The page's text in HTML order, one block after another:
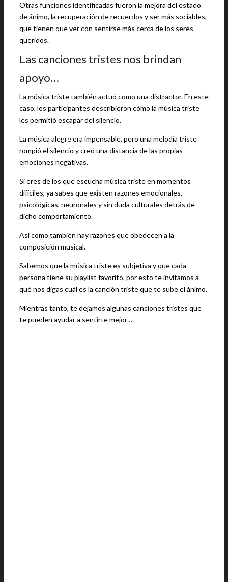
Otras funciones identificadas fueron la mejora del estado
de ánimo, la recuperación de recuerdos y ser más sociables,
que tienen que ver con sentirse más cerca de los seres
queridos.
Las canciones tristes nos brindan
apoyo…
La música triste también actuó como una distractor. En este
caso, los participantes describieron cómo la música triste
les permitió escapar del silencio.
La música alegre era impensable, pero una melodía triste
rompió el silencio y creó una distancia de las propias
emociones negativas.
Si eres de los que escucha música triste en momentos
difíciles, ya sabes que existen razones emocionales,
psicológicas, neuronales y sin duda culturales detrás de
dicho comportamiento.
Así como también hay razones que obedecen a la
composición musical.
Sabemos que la música triste es subjetiva y que cada
persona tiene su playlist favorito, por esto te invitamos a
qué nos digas cuál es la canción triste que te sube el ánimo.
Mientras tanto, te dejamos algunas canciones tristes que
te pueden ayudar a sentirte mejor…